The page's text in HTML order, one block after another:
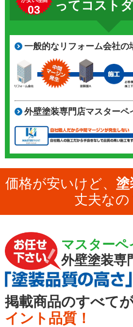
03 ってコスト
一般的なリフォーム会社の
外壁塗装専門店マスターペ
価格が安いけど、 塗
丈夫なの
マスターペ
外壁塗装専
掲載商品のすべて
イント品質！